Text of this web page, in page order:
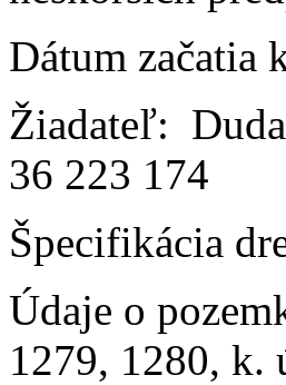
Dátum začatia
Žiadateľ:
36 223 174
Špecifikácia
Údaje o
1279, 1280, k.